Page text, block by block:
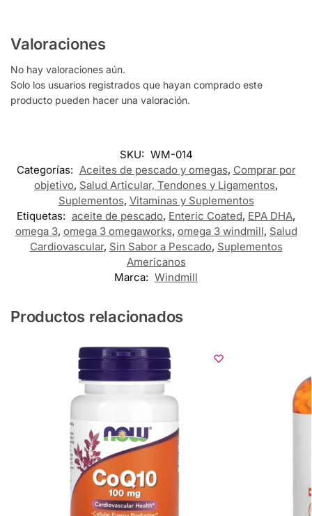
Valoraciones
No hay valoraciones aún.
Solo los usuarios registrados que hayan comprado este
producto pueden hacer una valoración.
SKU: WM-014
Categorías: Aceites de pescado y omegas, Comprar por
objetivo, Salud Articular, Tendones y Ligamentos,
Suplementos, Vitaminas y Suplementos
Etiquetas: aceite de pescado, Enteric Coated, EPA DHA,
omega 3, omega 3 omegaworks, omega 3 windmill, Salud
Cardiovascular, Sin Sabor a Pescado, Suplementos
Americanos
Marca: Windmill
Productos relacionados